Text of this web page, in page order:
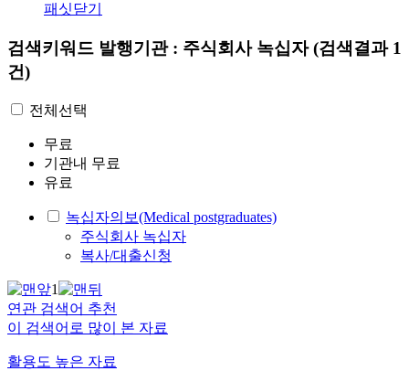
패싯닫기
검색키워드 발행기관 : 주식회사 녹십자(검색결과 1
건)
전체선택
무료
기관내 무료
유료
녹십자의보(Medical postgraduates)
주식회사 녹십자
복사/대출신청
1
연관 검색어 추천
이 검색어로 많이 본 자료
활용도 높은 자료